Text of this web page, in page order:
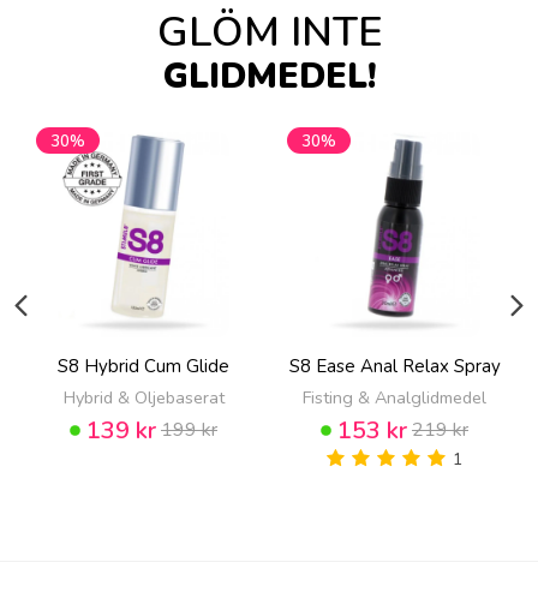
GLÖM INTE
GLIDMEDEL!
30%
S8 Hybrid Cum Glide
Hybrid & Oljebaserat
139 kr199 kr
30%
S8 Ease Anal Relax Spray
Fisting & Analglidmedel
153 kr219 kr
1